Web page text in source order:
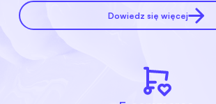
Dowiedz się więcej